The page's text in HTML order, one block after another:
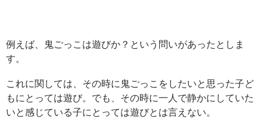
例えば、鬼ごっこは遊びか？という問いがあったとしま
す。
これに関しては、その時に鬼ごっこをしたいと思った子ど
もにとっては遊び。でも、その時に一人で静かにしていた
いと感じている子にとっては遊びとは言えない。